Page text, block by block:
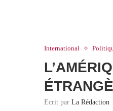
International
Ecrit par La Rédaction